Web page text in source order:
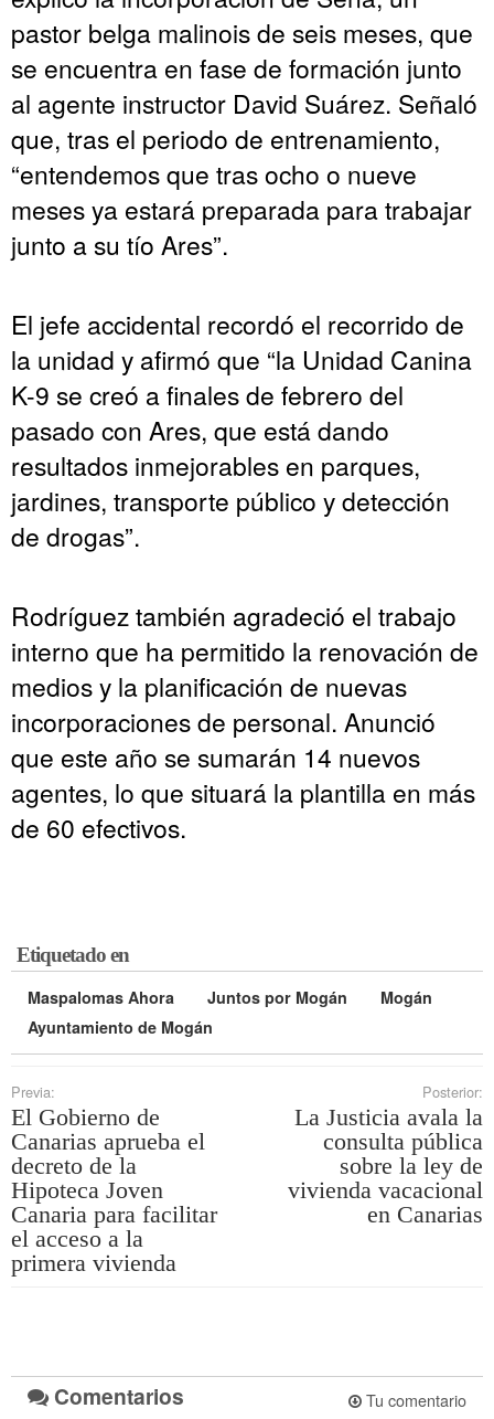
pastor belga malinois de seis meses, que
se encuentra en fase de formación junto
al agente instructor David Suárez. Señaló
que, tras el periodo de entrenamiento,
“entendemos que tras ocho o nueve
meses ya estará preparada para trabajar
junto a su tío Ares”.
El jefe accidental recordó el recorrido de
la unidad y afirmó que “la Unidad Canina
K-9 se creó a finales de febrero del
pasado con Ares, que está dando
resultados inmejorables en parques,
jardines, transporte público y detección
de drogas”.
Rodríguez también agradeció el trabajo
interno que ha permitido la renovación de
medios y la planificación de nuevas
incorporaciones de personal. Anunció
que este año se sumarán 14 nuevos
agentes, lo que situará la plantilla en más
de 60 efectivos.
Etiquetado en
Maspalomas Ahora Juntos por Mogán
Mogán
Ayuntamiento de Mogán
Previa:
El Gobierno de
Canarias aprueba el
decreto de la
Hipoteca Joven
Canaria para facilitar
el acceso a la
primera vivienda
Posterior:
La Justicia avala la
consulta pública
sobre la ley de
vivienda vacacional
en Canarias
Comentarios Tu comentario